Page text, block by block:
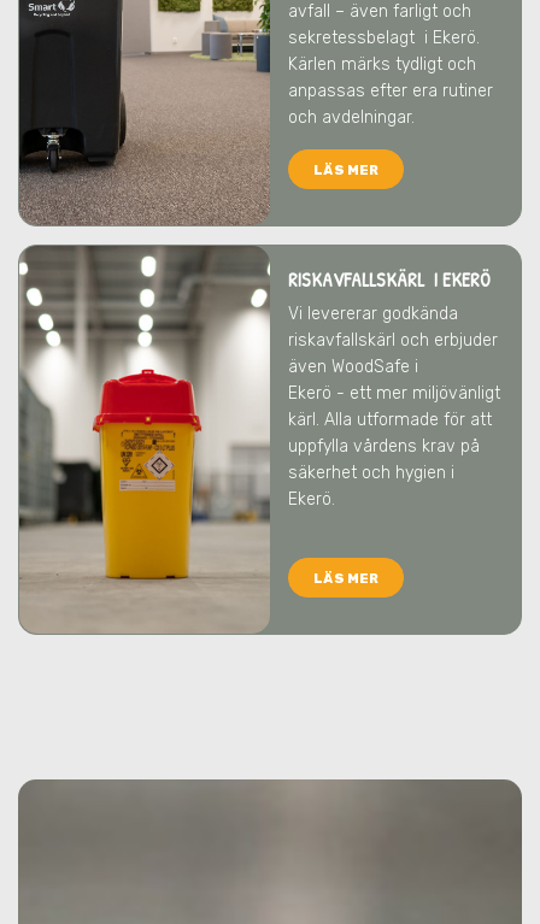
avfall – även farligt och
sekretessbelagt i Ekerö.
Kärlen märks tydligt och
anpassas efter era rutiner
och avdelningar.
LÄS MER
RISKAVFALLSKÄRL I EKERÖ
Vi levererar godkända
riskavfallskärl och erbjuder
även WoodSafe i
Ekerö - ett mer miljövänligt
kärl. Alla utformade för att
uppfylla vårdens krav på
säkerhet och hygien i
Ekerö.
LÄS MER